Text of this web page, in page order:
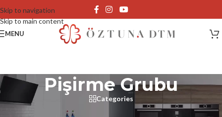
Skip to navigation
Skip to main content
MENU
Pişirme Grubu
Categories
Ana Sayfa/ Tek bir sonuç gösteriliyor